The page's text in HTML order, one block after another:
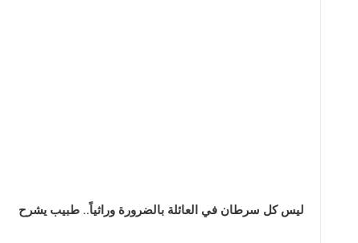
ليس كل سرطان في العائلة بالضرورة وراثياً.. طبيب يشرح